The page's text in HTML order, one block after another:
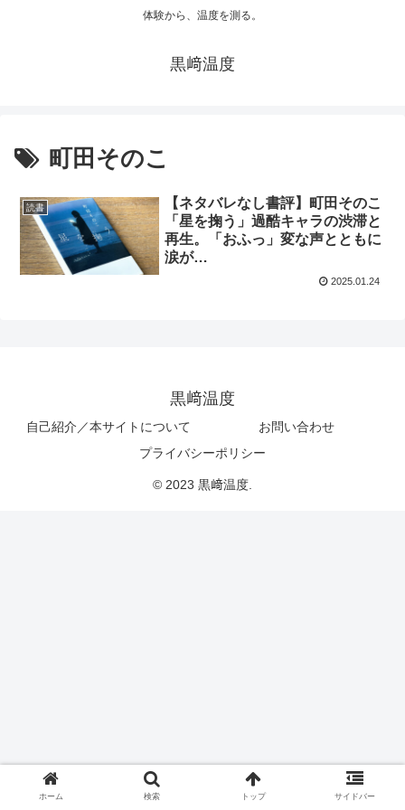
体験から、温度を測る。
黒﨑温度
町田そのこ
読書
【ネタバレなし書評】町田そのこ
「星を掬う」過酷キャラの渋滞と
再生。「おふっ」変な声とともに
涙が…
2025.01.24
黒﨑温度
自己紹介／本サイトについて
お問い合わせ
プライバシーポリシー
© 2023 黒﨑温度.
ホーム 検索 トップ サイドバー